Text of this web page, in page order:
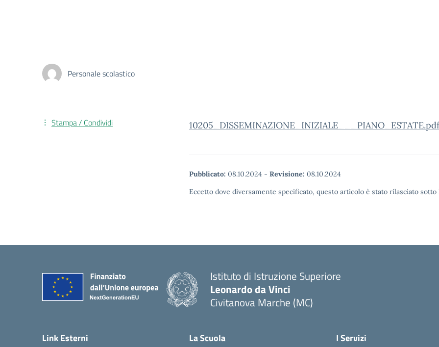
Personale scolastico
Pubblicato: 08.10.2024 - Revisione: 08.10.2024
Eccetto dove diversamente specificato, questo articolo è stato rilasciato
Stampa / Condividi
Istituto di Istruzione Superiore
Leonardo da Vinci
Civitanova Marche (MC)
Link Esterni La Scuola I Servizi